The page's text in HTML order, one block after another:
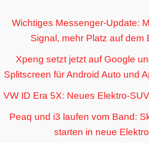
Wichtiges Messenger-Update:
Signal, mehr Platz auf dem
Xpeng setzt jetzt auf Google
Splitscreen für Android Auto und
VW ID Era 5X: Neues Elektro-
Peaq und i3 laufen vom Band:
starten in neue